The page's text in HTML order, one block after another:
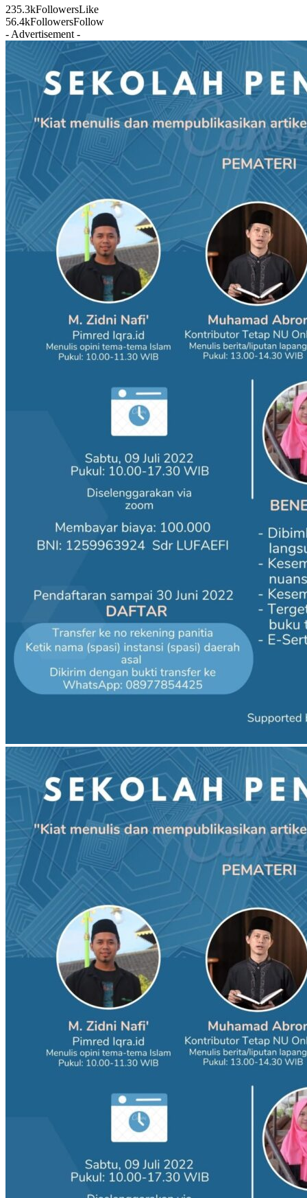
235.3kFollowersLike
56.4kFollowersFollow
- Advertisement -